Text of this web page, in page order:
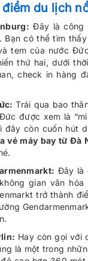
du lịch
Đây là công
Bạn có thể tìm
tem của nước
thứ hai, dưới
check in hàng
Trải qua bao
được xem là
đây còn cuốn hút
vé máy bay từ Đà
Đây là
gian văn
trở thành
Hay còn gọi với
là một trong